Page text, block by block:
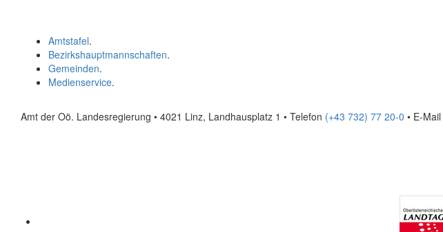
Amtstafel.
Bezirkshauptmannschaften.
Gemeinden.
Medienservice.
Amt der Oö. Landesregierung • 4021 Linz, Landhausplatz 1 • Telefon (+43 732) 77 20-0 • E-Mail